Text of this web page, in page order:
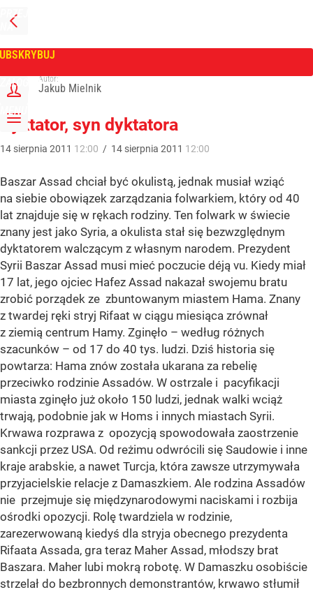
PRZEJDŹ
NA
GŁÓWNĄ
ZALOGUJ
MENU
Tygodnik Wprost
Autor:
Jakub Mielnik
Dyktator, syn dyktatora
14 sierpnia 2011 12:00 / 14 sierpnia 2011 12:00
Baszar Assad chciał być okulistą, jednak musiał wziąć
na siebie obowiązek zarządzania folwarkiem, który od 40
lat znajduje się w rękach rodziny. Ten folwark w świecie
znany jest jako Syria, a okulista stał się bezwzględnym
dyktatorem walczącym z własnym narodem. Prezydent
Syrii Baszar Assad musi mieć poczucie déją vu. Kiedy miał
17 lat, jego ojciec Hafez Assad nakazał swojemu bratu
zrobić porządek ze zbuntowanym miastem Hama. Znany
z twardej ręki stryj Rifaat w ciągu miesiąca zrównał
z ziemią centrum Hamy. Zginęło – według różnych
szacunków – od 17 do 40 tys. ludzi. Dziś historia się
powtarza: Hama znów została ukarana za rebelię
przeciwko rodzinie Assadów. W ostrzale i pacyfikacji
miasta zginęło już około 150 ludzi, jednak walki wciąż
trwają, podobnie jak w Homs i innych miastach Syrii.
Krwawa rozprawa z opozycją spowodowała zaostrzenie
sankcji przez USA. Od reżimu odwrócili się Saudowie i inne
kraje arabskie, a nawet Turcja, która zawsze utrzymywała
przyjacielskie relacje z Damaszkiem. Ale rodzina Assadów
nie przejmuje się międzynarodowymi naciskami i rozbija
ośrodki opozycji. Rolę twardziela w rodzinie,
zarezerwowaną kiedyś dla stryja obecnego prezydenta
Rifaata Assada, gra teraz Maher Assad, młodszy brat
Baszara. Maher lubi mokrą robotę. W Damaszku osobiście
strzelał do bezbronnych demonstrantów, krwawo stłumił